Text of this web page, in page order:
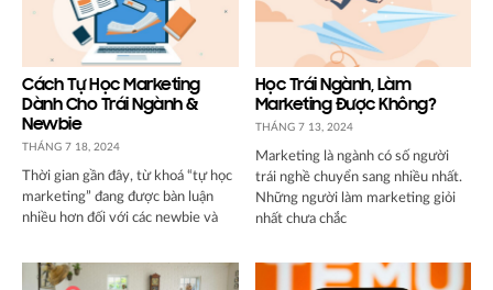
Cách Tự Học Marketing
Dành Cho Trái Ngành &
Newbie
THÁNG 7 18, 2024
Thời gian gần đây, từ khoá “tự học
marketing” đang được bàn luận
nhiều hơn đối với các newbie và
Học Trái Ngành, Làm
Marketing Được Không?
THÁNG 7 13, 2024
Marketing là ngành có số người
trái nghề chuyển sang nhiều nhất.
Những người làm marketing giỏi
nhất chưa chắc